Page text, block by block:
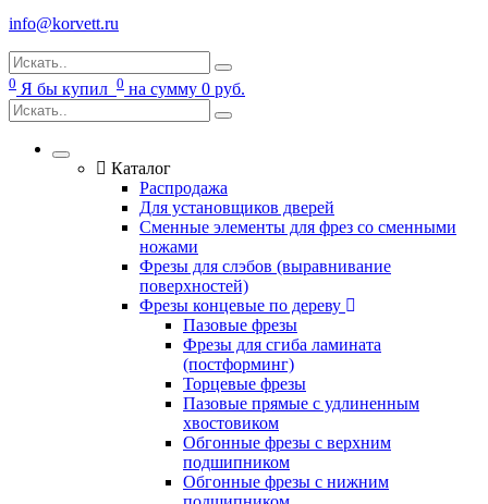
info@korvett.ru
0 Я бы купил 0 на сумму 0 руб.
Каталог
Распродажа
Для установщиков дверей
Сменные элементы для фрез со сменными
ножами
Фрезы для слэбов (выравнивание
поверхностей)
Фрезы концевые по дереву
Пазовые фрезы
Фрезы для сгиба ламината
(постформинг)
Торцевые фрезы
Пазовые прямые с удлиненным
хвостовиком
Обгонные фрезы с верхним
подшипником
Обгонные фрезы с нижним